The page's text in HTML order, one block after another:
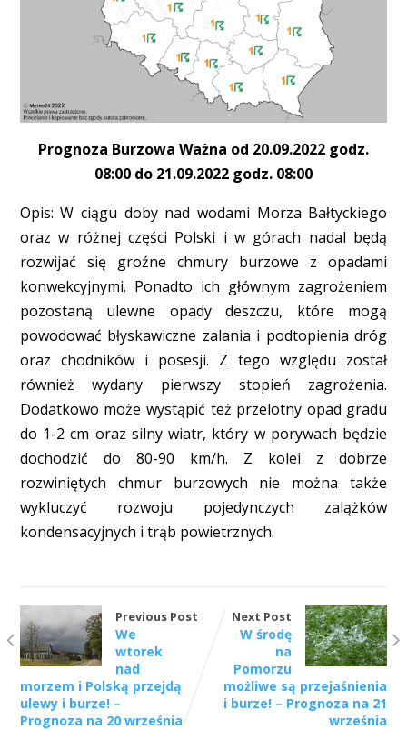
Prognoza Burzowa Ważna od 20.09.2022 godz.
08:00 do 21.09.2022 godz. 08:00
Opis: W ciągu doby nad wodami Morza Bałtyckiego
oraz w różnej części Polski i w górach nadal będą
rozwijać się groźne chmury burzowe z opadami
konwekcyjnymi. Ponadto ich głównym zagrożeniem
pozostaną ulewne opady deszczu, które mogą
powodować błyskawiczne zalania i podtopienia dróg
oraz chodników i posesji. Z tego względu został
również wydany pierwszy stopień zagrożenia.
Dodatkowo może wystąpić też przelotny opad gradu
do 1-2 cm oraz silny wiatr, który w porywach będzie
dochodzić do 80-90 km/h. Z kolei z dobrze
rozwiniętych chmur burzowych nie można także
wykluczyć rozwoju pojedynczych zalążków
kondensacyjnych i trąb powietrznych.
Previous Post
We
wtorek
nad
morzem i Polską przejdą
ulewy i burze! –
Prognoza na 20 września
Next Post
W środę
na
Pomorzu
możliwe są przejaśnienia
i burze! – Prognoza na 21
września